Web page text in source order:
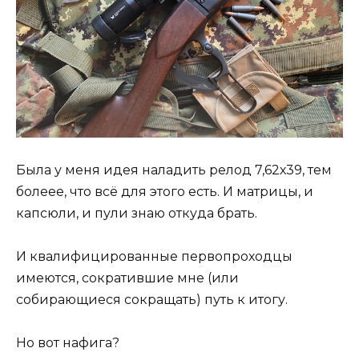
Была у меня идея наладить релод 7,62х39, тем
болеее, что всё для этого есть. И матрицы, и
капсюли, и пули знаю откуда брать.
И квалифицированные первопроходцы
имеются, сократившие мне (или
собирающиеся сокращать) путь к итогу.
Но вот нафига?